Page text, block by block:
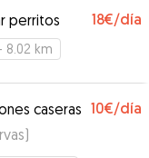
perritos 18€/día
8.02 km
caseras 10€/día
)